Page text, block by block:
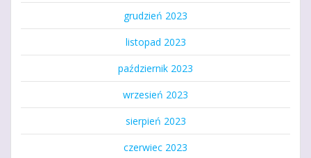
grudzień 2023
listopad 2023
październik 2023
wrzesień 2023
sierpień 2023
czerwiec 2023